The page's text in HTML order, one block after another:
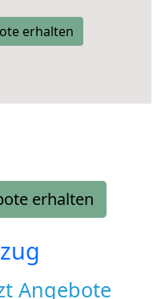
erhalten
erhalten
Angebote